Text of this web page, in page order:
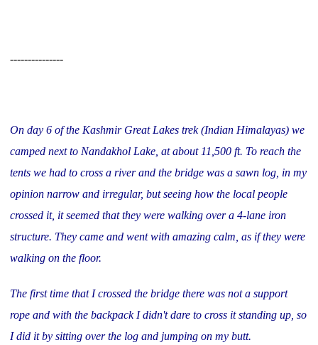
---------------
On day 6 of the Kashmir Great Lakes trek (Indian Himalayas) we
camped next to Nandakhol Lake, at about 11,500 ft. To reach the
tents we had to cross a river and the bridge was a sawn log, in my
opinion narrow and irregular, but seeing how the local people
crossed it, it seemed that they were walking over a 4-lane iron
structure. They came and went with amazing calm, as if they were
walking on the floor.
The first time that I crossed the bridge there was not a support
rope and with the backpack I didn't dare to cross it standing up, so
I did it by sitting over the log and jumping on my butt.